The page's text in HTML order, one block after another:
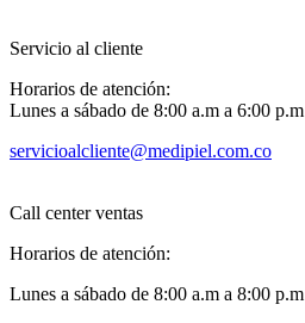
Servicio al cliente
Horarios de atención:
Lunes a sábado de 8:00 a.m a 6:00 p.m
servicioalcliente@medipiel.com.co
Call center ventas
Horarios de atención:
Lunes a sábado de 8:00 a.m a 8:00 p.m